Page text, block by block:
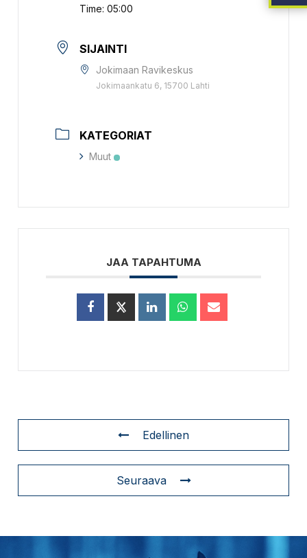
Time:05:00
SIJAINTI
Jokimaan Ravikeskus
Jokimaankatu 6, 15700 Lahti
KATEGORIAT
Muut
JAA TAPAHTUMA
Edellinen
Seuraava